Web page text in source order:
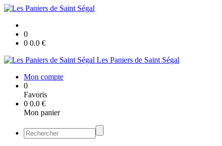
0
0 0.0 €
Les Paniers de Saint Ségal
Mon compte
0
Favoris
0 0.0 €
Mon panier